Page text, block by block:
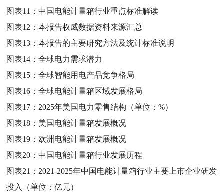
图表11：中国电能计量箱行业重点标准解读
图表12：本报告权威数据资料来源汇总
图表13：本报告的主要研究方法及统计标准说明
图表14：全球电力需求潜力
图表15：全球智能用电产品竞争格局
图表16：全球电能计量箱区域发展格局
图表17： 2025年美国电力零售结构（单位：%）
图表18： 美国电能计量箱发展概况
图表19： 欧洲电能计量箱发展概况
图表20：中国电能计量箱行业发展历程
图表21： 2021-2025年中国电能计量箱行业主要上市企业研发
投入（单位：亿元）